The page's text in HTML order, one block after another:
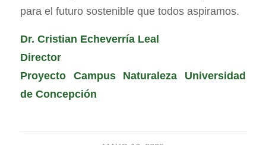
para el futuro sostenible que todos aspiramos.
Dr. Cristian Echeverría Leal
Director
Proyecto Campus Naturaleza Universidad
de Concepción